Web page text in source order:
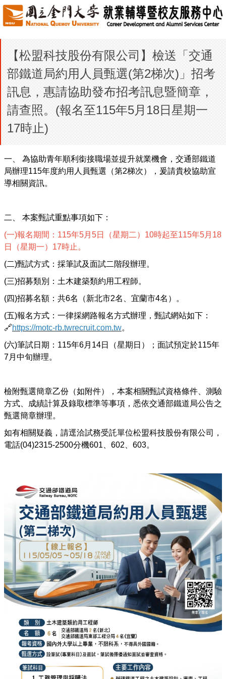
【松盟科技股份有限公司】檢送「交通
部鐵道局約用人員甄選(第2梯次)」招考
訊息，惠請協助發布招考訊息暨簡章，
請查照。(報名至115年5月18日星期一
17時止)
一、 為協助青年順利銜接職場並提升就業機會，交通部鐵道
局辦理115年度約用人員甄選（第2梯次），爰請貴校協助宣
導相關資訊。
二、 本案甄試重點事項如下：
(一)報名期間：115年5月5日（星期二）10時起至115年5月18
日（星期一）17時止。
(二)甄試方式：採筆試及面試二階段辦理。
(三)招募類別：土木建築類約用工程師。
(四)招募名額：共6名（新北市2名、宜蘭市4名）。
(五)報名方式：一律採網路報名方式辦理，甄試網站如下：
🔗https://motc-rb.twrecruit.com.tw。
(六)筆試日期：115年6月14日（星期日）；面試預定於115年
7月中旬辦理。
檢附甄選簡章乙份（如附件），本案相關甄試資格條件、測驗
方式、成績計算及錄取標準等事項，悉依交通部鐵道局公告之
甄選簡章辦理。
如有相關疑義，請逕洽試務受託單位松盟科技股份有限公司，
電話(04)2315-2500分機601、602、603。